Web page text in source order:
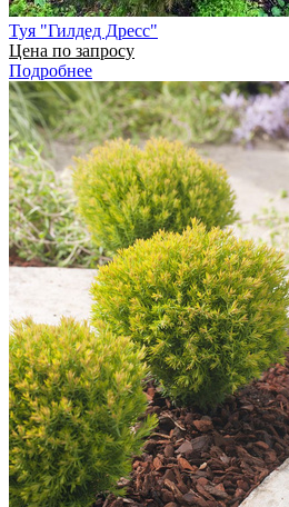
Туя "Гилдед Дресс"
Цена по запросу
Подробнее